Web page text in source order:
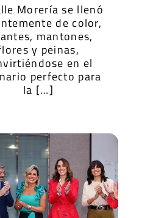
Morería se llenó
de color,
mantones,
y peinas,
en el
perfecto para
la […]